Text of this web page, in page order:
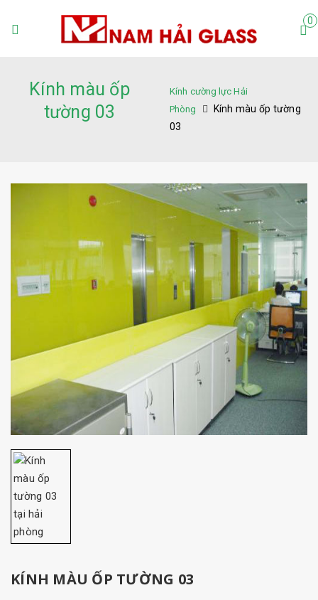
0
Kính màu ốp
tường 03
Kính cường lực Hải
Phòng
Kính màu ốp tường
03
KÍNH MÀU ỐP TƯỜNG 03